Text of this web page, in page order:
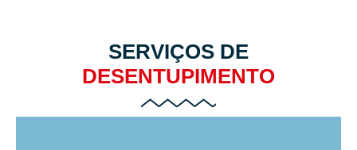
SERVIÇOS DE
DESENTUPIMENTO